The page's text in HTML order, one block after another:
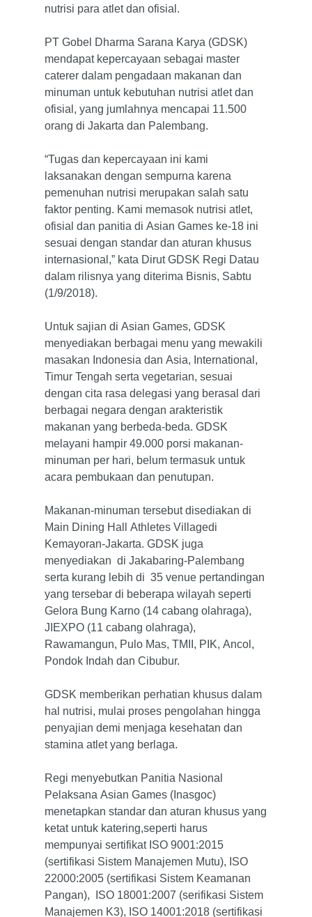
nutrisi para atlet dan ofisial.
PT Gobel Dharma Sarana Karya (GDSK)
mendapat kepercayaan sebagai master
caterer dalam pengadaan makanan dan
minuman untuk kebutuhan nutrisi atlet dan
ofisial, yang jumlahnya mencapai 11.500
orang di Jakarta dan Palembang.
“Tugas dan kepercayaan ini kami
laksanakan dengan sempurna karena
pemenuhan nutrisi merupakan salah satu
faktor penting. Kami memasok nutrisi atlet,
ofisial dan panitia di Asian Games ke-18 ini
sesuai dengan standar dan aturan khusus
internasional,” kata Dirut GDSK Regi Datau
dalam rilisnya yang diterima Bisnis, Sabtu
(1/9/2018).
Untuk sajian di Asian Games, GDSK
menyediakan berbagai menu yang mewakili
masakan Indonesia dan Asia, International,
Timur Tengah serta vegetarian, sesuai
dengan cita rasa delegasi yang berasal dari
berbagai negara dengan arakteristik
makanan yang berbeda-beda. GDSK
melayani hampir 49.000 porsi makanan-
minuman per hari, belum termasuk untuk
acara pembukaan dan penutupan.
Makanan-minuman tersebut disediakan di
Main Dining Hall Athletes Villagedi
Kemayoran-Jakarta. GDSK juga
menyediakan di Jakabaring-Palembang
serta kurang lebih di 35 venue pertandingan
yang tersebar di beberapa wilayah seperti
Gelora Bung Karno (14 cabang olahraga),
JIEXPO (11 cabang olahraga),
Rawamangun, Pulo Mas, TMII, PIK, Ancol,
Pondok Indah dan Cibubur.
GDSK memberikan perhatian khusus dalam
hal nutrisi, mulai proses pengolahan hingga
penyajian demi menjaga kesehatan dan
stamina atlet yang berlaga.
Regi menyebutkan Panitia Nasional
Pelaksana Asian Games (Inasgoc)
menetapkan standar dan aturan khusus yang
ketat untuk katering,seperti harus
mempunyai sertifikat ISO 9001:2015
(sertifikasi Sistem Manajemen Mutu), ISO
22000:2005 (sertifikasi Sistem Keamanan
Pangan), ISO 18001:2007 (serifikasi Sistem
Manajemen K3), ISO 14001:2018 (sertifikasi
Home
Tentang Kami
Tentang Gobel
Bisnis
Makanan & Pelayanan